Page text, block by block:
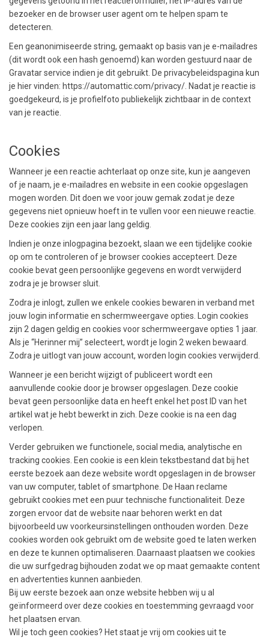
bezoeker en de browser user agent om te helpen spam te
detecteren.
Een geanonimiseerde string, gemaakt op basis van je e-mailadres
(dit wordt ook een hash genoemd) kan worden gestuurd naar de
Gravatar service indien je dit gebruikt. De privacybeleidspagina kun
je hier vinden: https://automattic.com/privacy/. Nadat je reactie is
goedgekeurd, is je profielfoto publiekelijk zichtbaar in de context
van je reactie.
Cookies
Wanneer je een reactie achterlaat op onze site, kun je aangeven
of je naam, je e-mailadres en website in een cookie opgeslagen
mogen worden. Dit doen we voor jouw gemak zodat je deze
gegevens niet opnieuw hoeft in te vullen voor een nieuwe reactie.
Deze cookies zijn een jaar lang geldig.
Indien je onze inlogpagina bezoekt, slaan we een tijdelijke cookie
op om te controleren of je browser cookies accepteert. Deze
cookie bevat geen persoonlijke gegevens en wordt verwijderd
zodra je je browser sluit.
Zodra je inlogt, zullen we enkele cookies bewaren in verband met
jouw login informatie en schermweergave opties. Login cookies
zijn 2 dagen geldig en cookies voor schermweergave opties 1 jaar.
Als je “Herinner mij” selecteert, wordt je login 2 weken bewaard.
Zodra je uitlogt van jouw account, worden login cookies verwijderd.
Wanneer je een bericht wijzigt of publiceert wordt een
aanvullende cookie door je browser opgeslagen. Deze cookie
bevat geen persoonlijke data en heeft enkel het post ID van het
artikel wat je hebt bewerkt in zich. Deze cookie is na een dag
verlopen.
Verder gebruiken we functionele, social media, analytische en
tracking cookies. Een cookie is een klein tekstbestand dat bij het
eerste bezoek aan deze website wordt opgeslagen in de browser
van uw computer, tablet of smartphone. De Haan reclame
gebruikt cookies met een puur technische functionaliteit. Deze
zorgen ervoor dat de website naar behoren werkt en dat
bijvoorbeeld uw voorkeursinstellingen onthouden worden. Deze
cookies worden ook gebruikt om de website goed te laten werken
en deze te kunnen optimaliseren. Daarnaast plaatsen we cookies
die uw surfgedrag bijhouden zodat we op maat gemaakte content
en advertenties kunnen aanbieden.
Bij uw eerste bezoek aan onze website hebben wij u al
geïnformeerd over deze cookies en toestemming gevraagd voor
het plaatsen ervan.
Wil je toch geen cookies? Het staat je vrij om cookies uit te